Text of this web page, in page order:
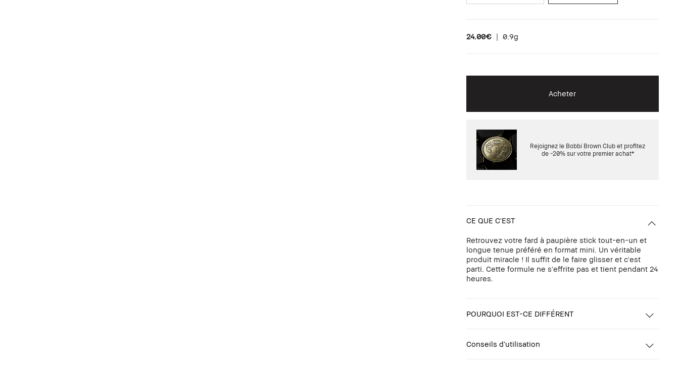
24.00€ | 0.9g
Acheter
Rejoignez le Bobbi Brown Club et profitez
de -20% sur votre premier achat*
CE QUE C'EST
Retrouvez votre fard à paupière stick tout-en-un et
longue tenue préféré en format mini. Un véritable
produit miracle ! Il suffit de le faire glisser et c'est
parti. Cette formule ne s'effrite pas et tient pendant 24
heures.
POURQUOI EST-CE DIFFÉRENT
Conseils d’utilisation